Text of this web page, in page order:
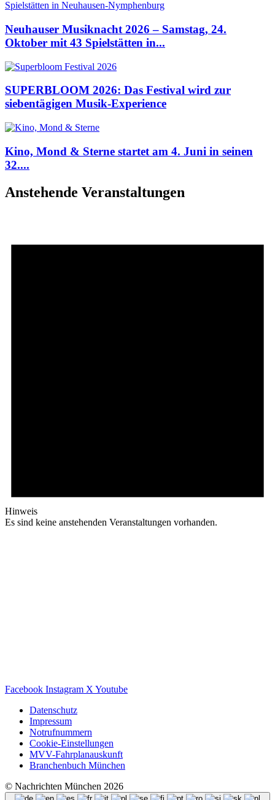
Neuhauser Musiknacht 2026 – Samstag, 24.
Oktober mit 43 Spielstätten in...
SUPERBLOOM 2026: Das Festival wird zur
siebentägigen Musik-Experience
Kino, Mond & Sterne startet am 4. Juni in seinen
32....
Anstehende Veranstaltungen
Hinweis
Es sind keine anstehenden Veranstaltungen vorhanden.
Facebook Instagram X Youtube
Datenschutz
Impressum
Notrufnummern
Cookie-Einstellungen
MVV-Fahrplanauskunft
Branchenbuch München
© Nachrichten München 2026